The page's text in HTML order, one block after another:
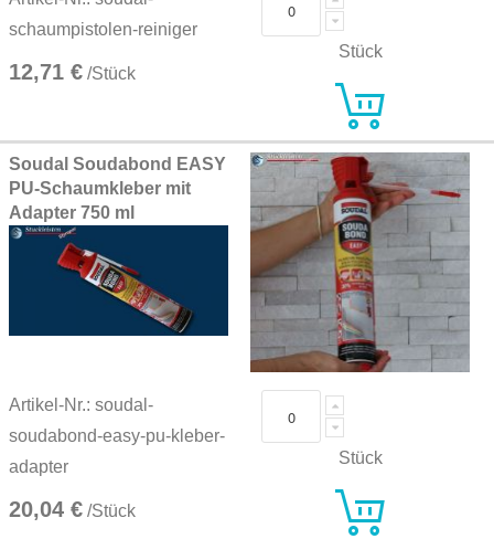
schaumpistolen-reiniger
12,71 € /Stück
Stück
Soudal Soudabond EASY
PU-Schaumkleber mit
Adapter 750 ml
Artikel-Nr.: soudal-
soudabond-easy-pu-kleber-
adapter
20,04 € /Stück
Stück